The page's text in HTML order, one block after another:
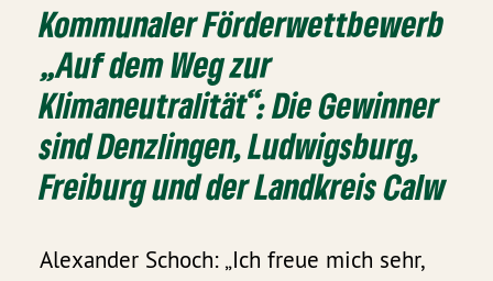
Kommunaler Förderwettbewerb
„Auf dem Weg zur
Klimaneutralität“: Die Gewinner
sind Denzlingen, Ludwigsburg,
Freiburg und der Landkreis Calw
Alexander Schoch: „Ich freue mich sehr,